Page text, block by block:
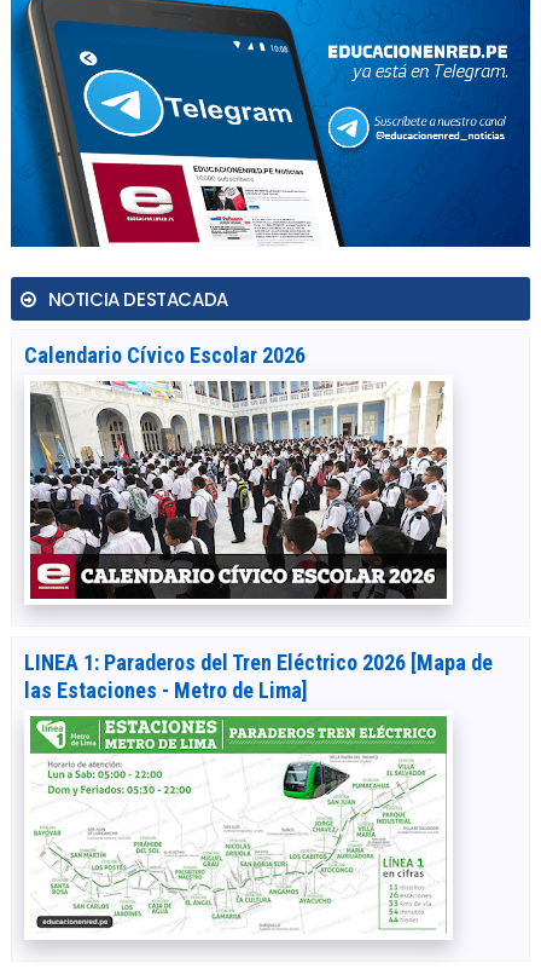
NOTICIA DESTACADA
Calendario Cívico Escolar 2026
LINEA 1: Paraderos del Tren Eléctrico 2026 [Mapa de
las Estaciones - Metro de Lima]